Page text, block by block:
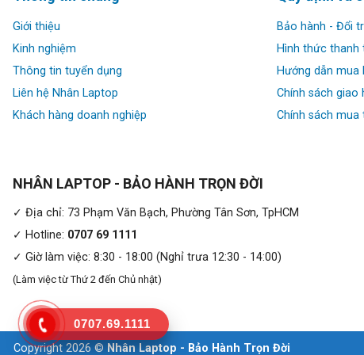
Giới thiệu
Kinh nghiệm
Thông tin tuyển dụng
Liên hệ Nhân Laptop
Khách hàng doanh nghiệp
Bảo hành - Đổi
Hình thức thanh
Hướng dẫn mua
Chính sách giao
Chính sách mua
NHÂN LAPTOP - BẢO HÀNH TRỌN ĐỜI
✓ Địa chỉ: 73 Phạm Văn Bạch, Phường Tân Sơn, TpHCM
✓ Hotline: 0707 69 1111
✓ Giờ làm việc: 8:30 - 18:00 (Nghỉ trưa 12:30 - 14:00)
(Làm việc từ Thứ 2 đến Chủ nhật)
Copyright 2026 © Nhân Laptop - Bảo Hành Trọn Đời
0707.69.1111